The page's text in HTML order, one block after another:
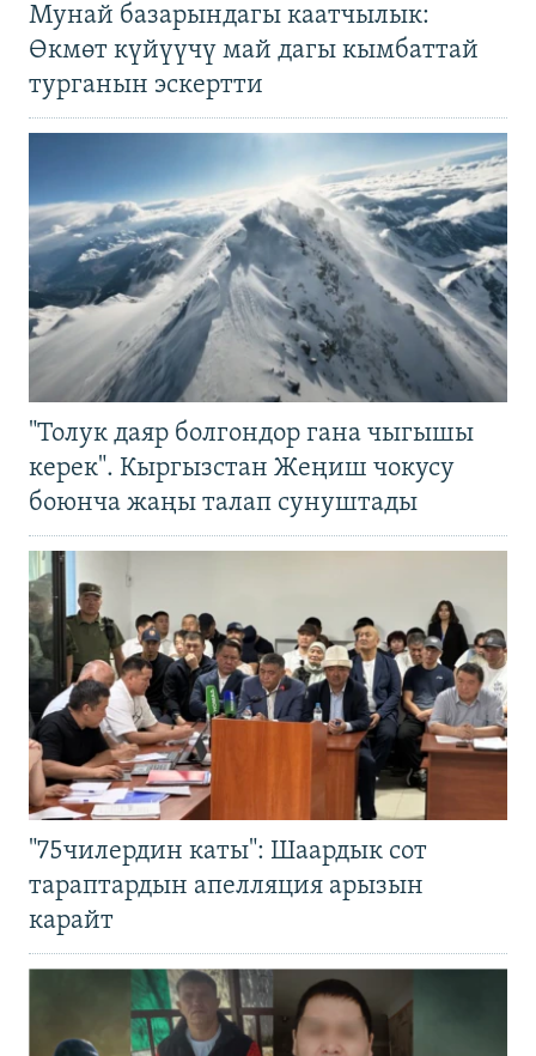
Мунай базарындагы каатчылык:
Өкмөт күйүүчү май дагы кымбаттай
турганын эскертти
"Толук даяр болгондор гана чыгышы
керек". Кыргызстан Жеңиш чокусу
боюнча жаңы талап сунуштады
"75чилердин каты": Шаардык сот
тараптардын апелляция арызын
карайт